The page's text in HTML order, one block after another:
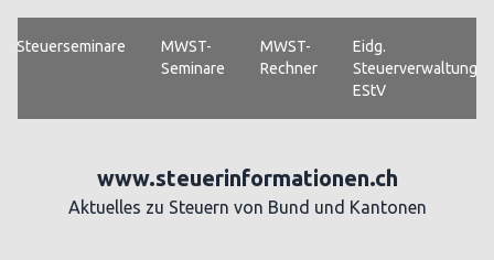
Steuerseminare
MWST-
Seminare
MWST-
Rechner
Eidg.
Steuerverwaltung
EStV
www.steuerinformationen.ch
Aktuelles zu Steuern von Bund und Kantonen